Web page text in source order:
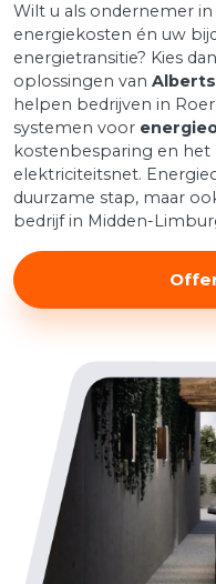
Wilt u als ondernemer
energiekosten én uw
energietransitie? Kies
oplossingen van
helpen bedrijven in
systemen voor
kostenbesparing en
elektriciteitsnet.
duurzame stap, maar
bedrijf in Midden-